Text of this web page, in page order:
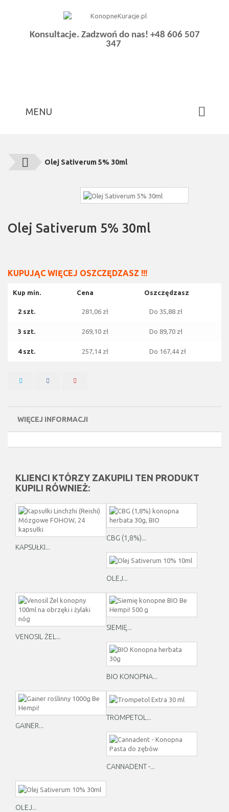
Konsultacje. Zadzwoń do nas! +48 606 507
347
MENU
Olej Sativerum 5% 30ml
Olej Sativerum 5% 30ml
KUPUJĄC WIĘCEJ OSZCZĘDZASZ !!!
Kup min. Cena Oszczędzasz
2 szt. 281,06 zł Do 35,88 zł
3 szt. 269,10 zł Do 89,70 zł
4 szt. 257,14 zł Do 167,44 zł
WIĘCEJ INFORMACJI
KLIENCI KTÓRZY ZAKUPILI TEN PRODUKT
KUPILI RÓWNIEŻ:
KAPSUŁKI...
CBG (1,8%)...
OLEJ...
VENOSIL ŻEL...
SIEMIĘ...
BIO KONOPNA...
GAINER...
TROMPETOL...
CANNADENT -...
OLEJ...